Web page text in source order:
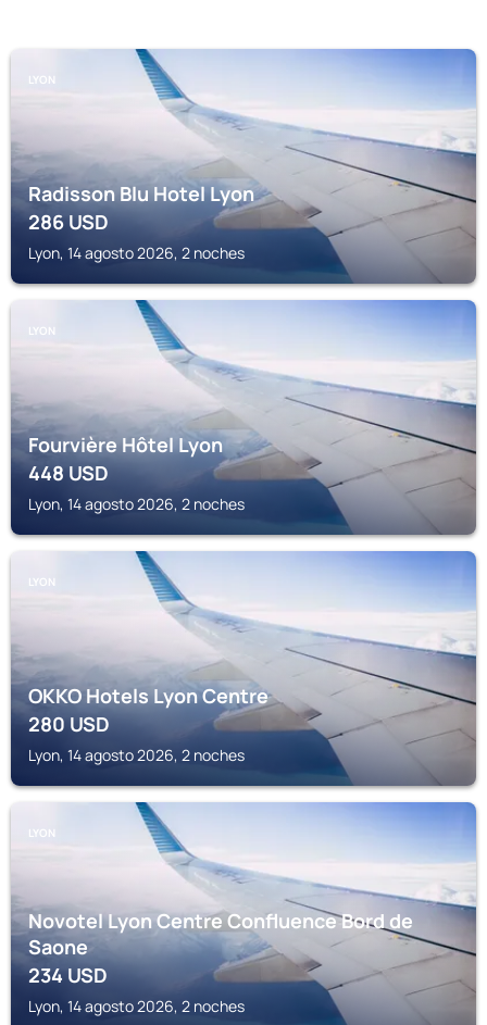
LYON
Radisson Blu Hotel Lyon
286USD
Lyon, 14 agosto 2026, 2 noches
LYON
Fourvière Hôtel Lyon
448USD
Lyon, 14 agosto 2026, 2 noches
LYON
OKKO Hotels Lyon Centre
280USD
Lyon, 14 agosto 2026, 2 noches
LYON
Novotel Lyon Centre Confluence Bord de
Saone
234USD
Lyon, 14 agosto 2026, 2 noches